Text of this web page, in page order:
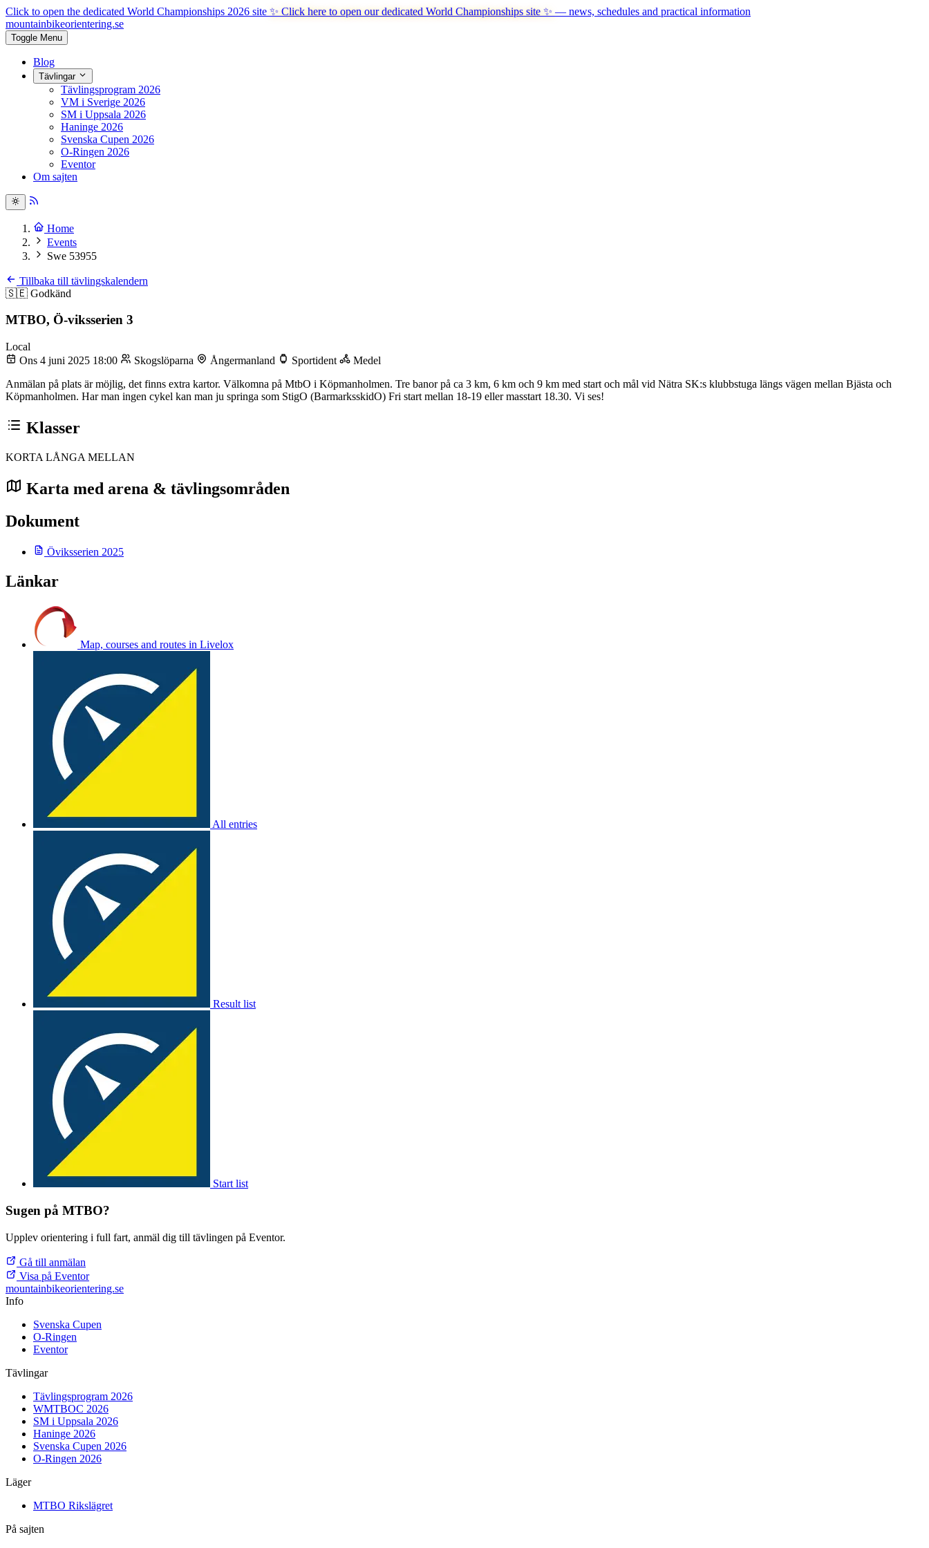
Click to open the dedicated World Championships 2026 site ✨ Click here to open our dedicated World Championships site ✨— news, schedules and practical information
mountainbikeorientering.se
Toggle Menu
Blog
Tävlingar
Tävlingsprogram 2026
VM i Sverige 2026
SM i Uppsala 2026
Haninge 2026
Svenska Cupen 2026
O-Ringen 2026
Eventor
Om sajten
Home
Events
Swe 53955
Tillbaka till tävlingskalendern
🇸🇪 Godkänd
MTBO, Ö-viksserien 3
Local
Ons 4 juni 2025 18:00
Skogslöparna Ångermanland Sportident
Medel
Anmälan på plats är möjlig, det finns extra kartor. Välkomna på MtbO i Köpmanholmen. Tre banor på ca 3 km, 6 km och 9 km med start och mål vid Nätra SK:s klubbstuga längs vägen mellan Bjästa och
Köpmanholmen. Har man ingen cykel kan man ju springa som StigO (BarmarksskidO) Fri start mellan 18-19 eller masstart 18.30. Vi ses!
Klasser
KORTA LÅNGA MELLAN
Karta med arena & tävlingsområden
Dokument
Öviksserien 2025
Länkar
Map, courses and routes in Livelox
All entries
Result list
Start list
Sugen på MTBO?
Upplev orientering i full fart, anmäl dig till tävlingen på Eventor.
Gå till anmälan
Visa på Eventor
mountainbikeorientering.se
Info
Svenska Cupen
O-Ringen
Eventor
Tävlingar
Tävlingsprogram 2026
WMTBOC 2026
SM i Uppsala 2026
Haninge 2026
Svenska Cupen 2026
O-Ringen 2026
Läger
MTBO Rikslägret
På sajten